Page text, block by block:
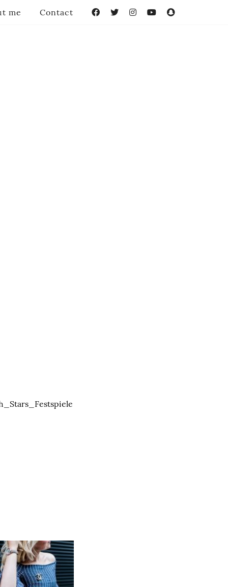
me Contact FacebookTwitterInstagramYouTube